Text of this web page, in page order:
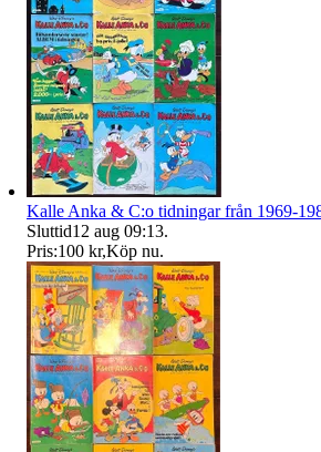
Kalle Anka & C:o tidningar från 1969-
Sluttid12 aug 09:13.
Pris:100 kr,Köp nu.